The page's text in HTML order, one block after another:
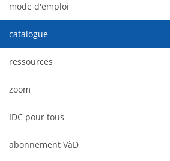
mode d'emploi
catalogue
ressources
zoom
IDC pour tous
abonnement VàD